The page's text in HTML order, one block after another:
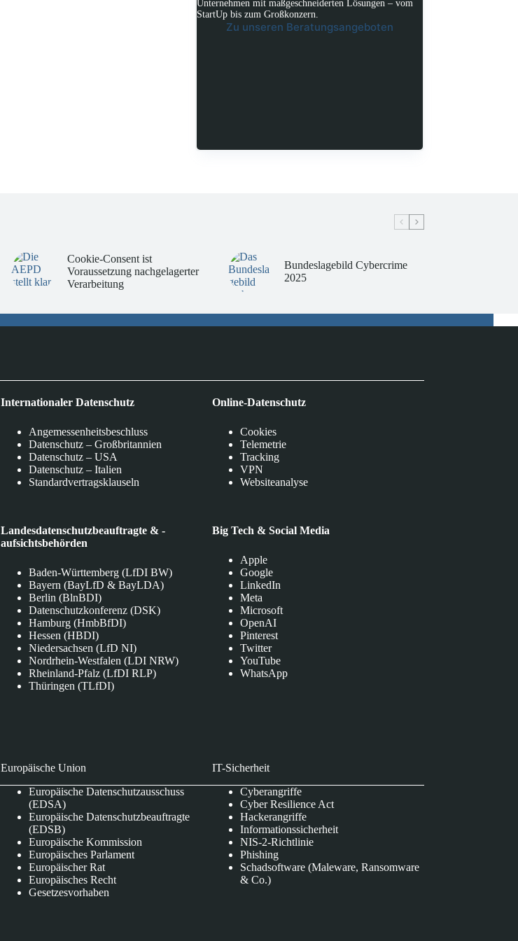
Unternehmen mit maßgeschneiderten Lösungen – vom
StartUp bis zum Großkonzern.
Zu unseren Beratungsangeboten
Cookie-Consent ist
Voraussetzung nachgelagerter
Verarbeitung
Bundeslagebild Cybercrime
2025
Internationaler Datenschutz
Angemessenheitsbeschluss
Datenschutz – Großbritannien
Datenschutz – USA
Datenschutz – Italien
Standardvertragsklauseln
Landesdatenschutzbeauftragte & -
aufsichtsbehörden
Baden-Württemberg (LfDI BW)
Bayern (BayLfD & BayLDA)
Berlin (BlnBDI)
Datenschutzkonferenz (DSK)
Hamburg (HmbBfDI)
Hessen (HBDI)
Niedersachsen (LfD NI)
Nordrhein-Westfalen (LDI NRW)
Rheinland-Pfalz (LfDI RLP)
Thüringen (TLfDI)
Online-Datenschutz
Cookies
Telemetrie
Tracking
VPN
Websiteanalyse
Big Tech & Social Media
Apple
Google
LinkedIn
Meta
Microsoft
OpenAI
Pinterest
Twitter
YouTube
WhatsApp
Europäische Union
Europäische Datenschutzausschuss
(EDSA)
Europäische Datenschutzbeauftragte
(EDSB)
Europäische Kommission
Europäisches Parlament
Europäischer Rat
Europäisches Recht
Gesetzesvorhaben
IT-Sicherheit
Cyberangriffe
Cyber Resilience Act
Hackerangriffe
Informationssicherheit
NIS-2-Richtlinie
Phishing
Schadsoftware (Maleware, Ransomware
& Co.)